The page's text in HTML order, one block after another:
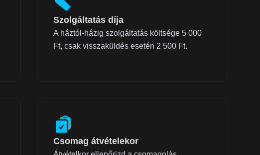
Szolgáltatás díja
A háztól-házig szolgáltatás költsége 5 000
Ft, csak visszaküldés esetén 2 500 Ft.
Csomag átvételekor